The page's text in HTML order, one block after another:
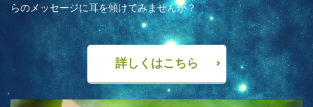
らのメッセージに耳を傾けてみませんか？
詳しくはこちら